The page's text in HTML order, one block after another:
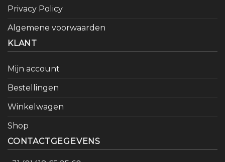
Privacy Policy
Algemene voorwaarden
KLANT
Mijn account
Bestellingen
Winkelwagen
Shop
CONTACTGEGEVENS